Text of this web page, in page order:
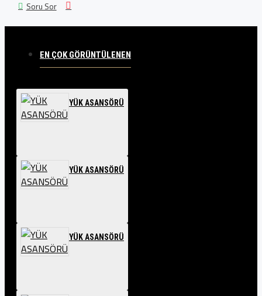
Soru Sor
EN ÇOK GÖRÜNTÜLENEN
YÜK ASANSÖRÜ
YÜK ASANSÖRÜ
YÜK ASANSÖRÜ